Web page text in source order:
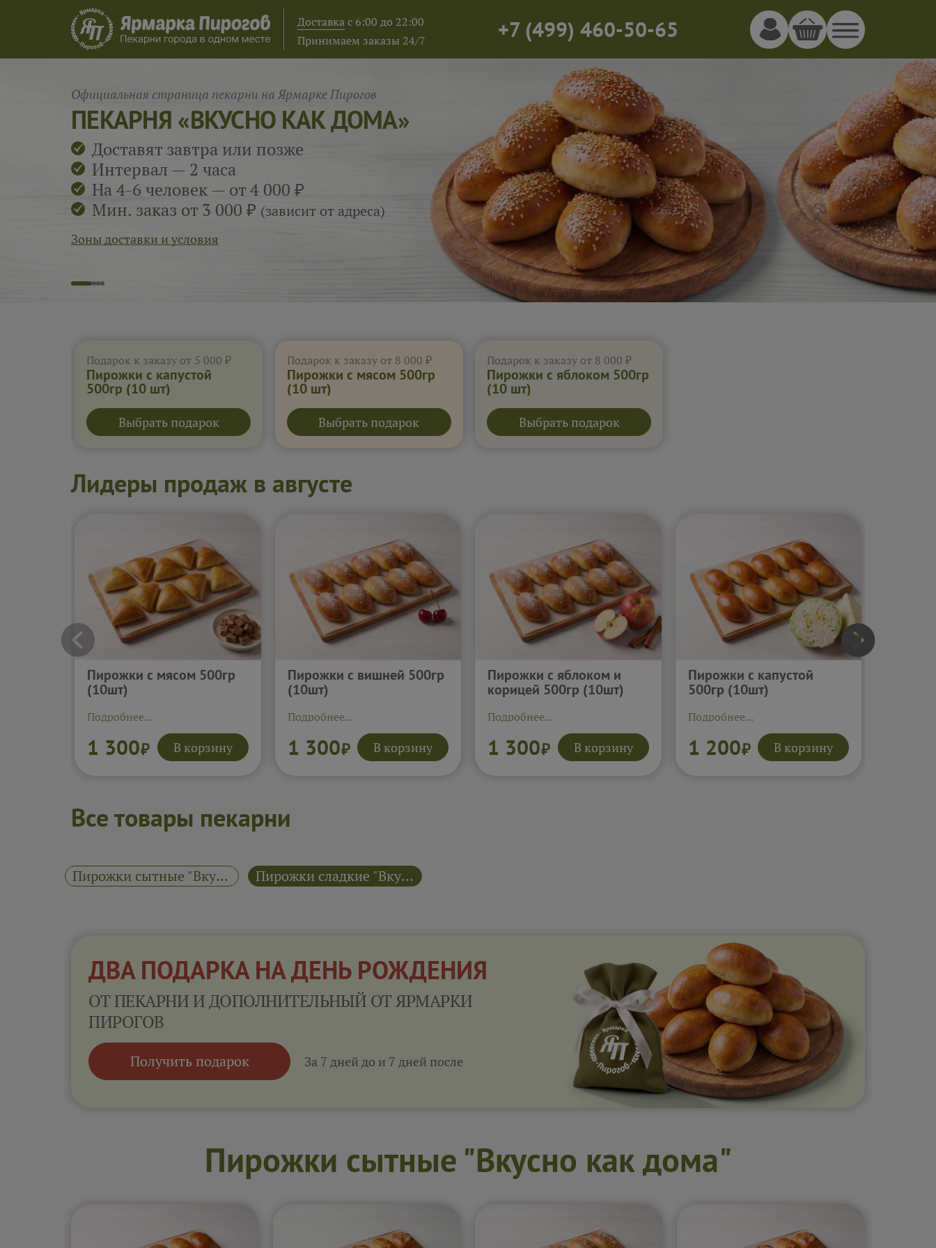
Доставкас 6:00 до 22:00
Принимаем заказы 24/7
+7(499) 460-50-65
ПЕКАРНЯ «ВКУСНО КАК ДОМА»
Официальная страница пекарни на Ярмарке Пирогов
Доставят завтра или позже
Интервал — 2 часа
На 4-6 человек — от 4 000 ₽
Мин. заказ от 3 000 ₽ (зависит от адреса)
Зоны доставки и условия
Подарок к заказу от 5 000 ₽
Пирожки с капустой
500гр (10 шт)
Выбрать подарок
Подарок к заказу от 8 000 ₽
Пирожки с мясом 500гр
(10 шт)
Выбрать подарок
Подарок к заказу от 8 000 ₽
Пирожки с яблоком 500гр
(10 шт)
Выбрать подарок
Лидеры продаж в августе
Пирожки с мясом 500гр
(10шт)
Подробнее...
1 300₽ В корзину
Пирожки с вишней 500гр
(10шт)
Подробнее...
1 300₽ В корзину
Пирожки с яблоком и
корицей 500гр (10шт)
Подробнее...
1 300₽ В корзину
Пирожки с капустой
500гр (10шт)
Подробнее...
1 200₽ В корзину
Все товары пекарни
Пирожки сытные "Вкусно как дома" Пирожки сладкие "Вкусно как дома"
ДВА ПОДАРКА НА ДЕНЬ РОЖДЕНИЯ
ОТ ПЕКАРНИ И ДОПОЛНИТЕЛЬНЫЙ ОТ ЯРМАРКИ
ПИРОГОВ
Получить подарок За 7 дней до и 7 дней после
Пирожки сытные "Вкусно как дома"